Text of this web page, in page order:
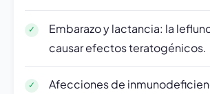
Embarazo y lactancia: la
causar efectos teratogénicos.
Afecciones de